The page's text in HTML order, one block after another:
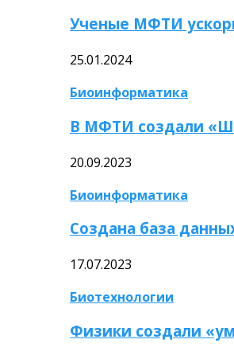
Ученые МФТИ
25.01.2024
Биоинформатика
В МФТИ создали
20.09.2023
Биоинформатика
Создана база
17.07.2023
Биотехнологии
Физики создали